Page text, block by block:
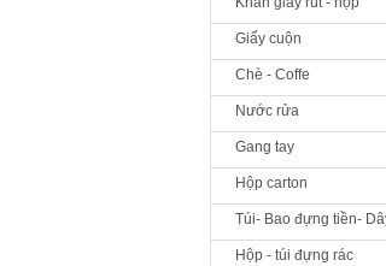
Giấy cuộn
Chè - Coffe
Nước rửa
Gang tay
Hộp carton
Túi- Bao đựng tiền-
Hộp - túi đựng rác